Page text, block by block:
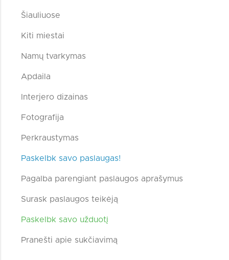
Šiauliuose
Kiti miestai
Namų tvarkymas
Apdaila
Interjero dizainas
Fotografija
Perkraustymas
Paskelbk savo paslaugas!
Pagalba parengiant paslaugos aprašymus
Surask paslaugos teikėją
Paskelbk savo užduotį
Pranešti apie sukčiavimą